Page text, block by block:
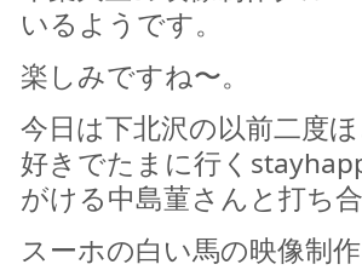
いるようです。
楽しみですね〜。
今日は下北沢の以前二度
好きでたまに行く
がける中島菫さんと打ち合
スーホの白い馬の映像制